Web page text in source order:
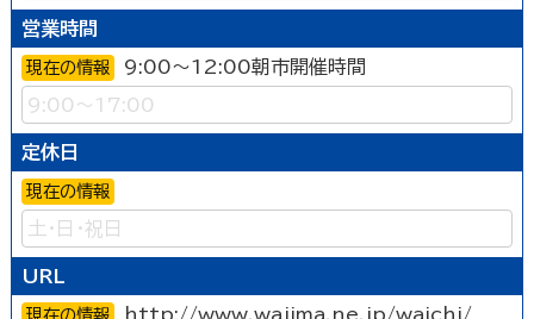
営業時間
現在の情報 9:00～12:00朝市開催時間
定休日
現在の情報
URL
http://www.wajima.ne.jp/waichi/